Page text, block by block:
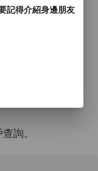
詢。
記得介紹身邊朋友